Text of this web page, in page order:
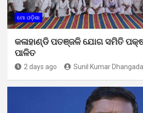
ମୋ ଓଡ଼ିଶା
କଳାହାଣ୍ଡି ପତଞ୍ଜଳି ଯୋଗ ସମିତି
ପାଳିତ
2 days ago Sunil Kumar